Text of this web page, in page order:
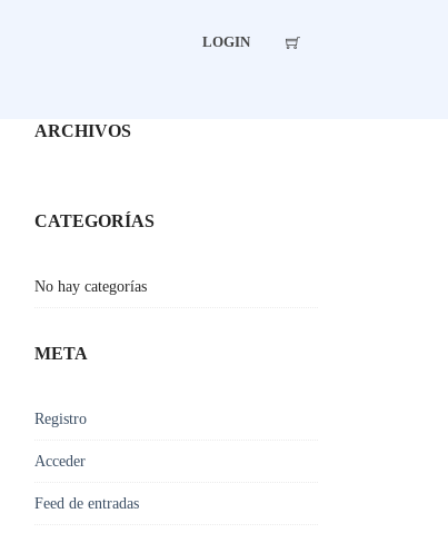
LOGIN
ARCHIVOS
CATEGORÍAS
No hay categorías
META
Registro
Acceder
Feed de entradas